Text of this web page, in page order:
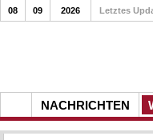
NACHRICHTEN
08 09 2026 Letztes